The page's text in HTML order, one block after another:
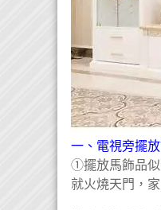
一、電視旁擺
①擺放馬飾品似
就火燒天門，